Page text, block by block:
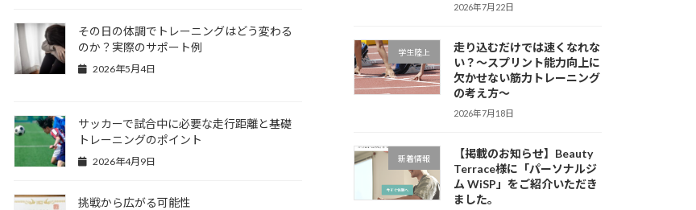
その日の体調でトレーニングはどう変わる
のか？実際のサポート例
2026年5月4日
サッカーで試合中に必要な走行距離と基礎
トレーニングのポイント
2026年4月9日
挑戦から広がる可能性
2026年7月22日
学生陸上
走り込むだけでは速くなれな
い？～スプリント能力向上に
欠かせない筋力トレーニング
の考え方～
2026年7月18日
新着情報
【掲載のお知らせ】Beauty
Terrace様に「パーソナルジ
ム WiSP」をご紹介いただき
ました。